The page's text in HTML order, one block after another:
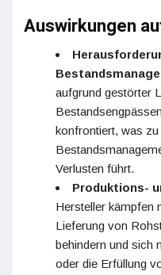
Auswirkungen
aufgrund gestörter
konfrontiert, was
Verlusten führt.
Produktions-
Hersteller kämpfen
Lieferung von
behindern und sich
oder die Erfüllung